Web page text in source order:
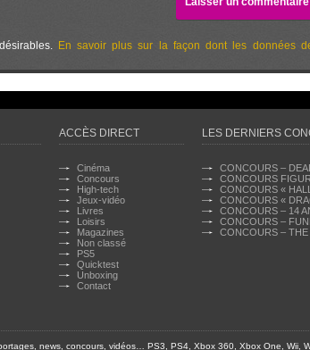
En savoir plus sur la façon dont les données
ACCÈS DIRECT
Cinéma
Concours
High-tech
Jeux-vidéo
Livres
Loisirs
Magazines
Non classé
PS5
Quicktest
Unboxing
Contact
LES DERNIERS
CONCOURS –
CONCOURS
CONCOURS «
CONCOURS «
CONCOURS – 14
CONCOURS –
CONCOURS – THE
news, concours, vidéos… PS3, PS4, Xbox 360, Xbox One, Wii,